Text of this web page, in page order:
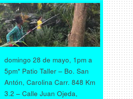
domingo 28 de mayo, 1pm a
5pm* Patio Taller – Bo. San
Antón, Carolina Carr. 848 Km
3.2 – Calle Juan Ojeda,